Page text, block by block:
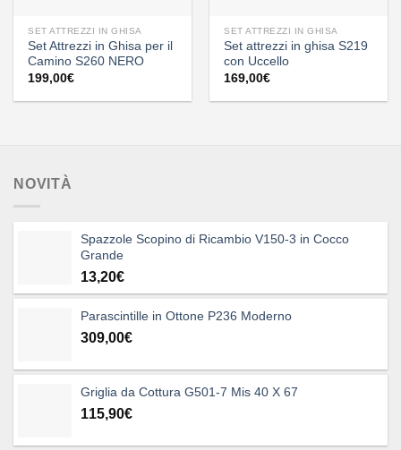
SET ATTREZZI IN GHISA
Set Attrezzi in Ghisa per il
Camino S260 NERO
199,00€
SET ATTREZZI IN GHISA
Set attrezzi in ghisa S219
con Uccello
169,00€
NOVITÀ
Spazzole Scopino di Ricambio V150-3 in Cocco
Grande
13,20€
Parascintille in Ottone P236 Moderno
309,00€
Griglia da Cottura G501-7 Mis 40 X 67
115,90€